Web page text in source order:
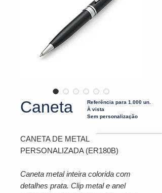
Caneta
CANETA DE METAL
PERSONALIZADA (ER180B)
Caneta metal inteira colorida com
detalhes prata. Clip metal e anel
Referência para 1.000 un.
À vista
Sem personalização